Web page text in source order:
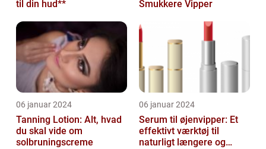
til din hud**
Smukkere Vipper
06 januar 2024
Tanning Lotion: Alt, hvad
du skal vide om
solbruningscreme
06 januar 2024
Serum til øjenvipper: Et
effektivt værktøj til
naturligt længere og